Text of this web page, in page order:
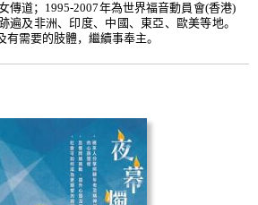
傳道； 1995-2007年為世界福音動員會(香港)
遍及非洲、印度、中國、東亞、歐美等地。
需要的肢體，繼續事奉主。